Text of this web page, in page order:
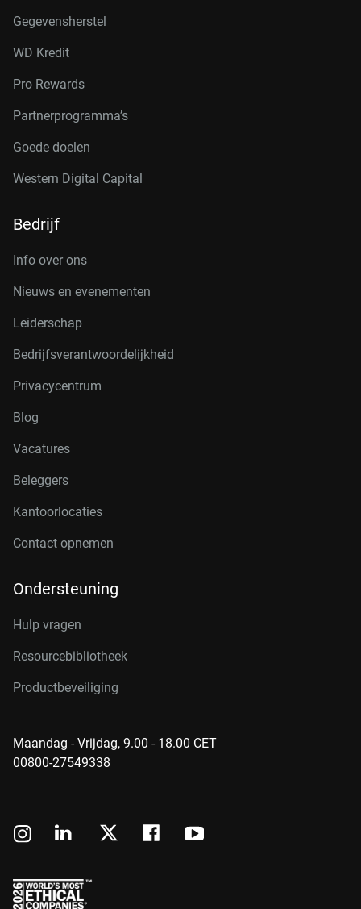
Gegevensherstel
WD Kredit
Pro Rewards
Partnerprogramma’s
Goede doelen
Western Digital Capital
Bedrijf
Info over ons
Nieuws en evenementen
Leiderschap
Bedrijfsverantwoordelijkheid
Privacycentrum
Blog
Vacatures
Beleggers
Kantoorlocaties
Contact opnemen
Ondersteuning
Hulp vragen
Resourcebibliotheek
Productbeveiliging
Maandag - Vrijdag, 9.00 - 18.00 CET
00800-27549338